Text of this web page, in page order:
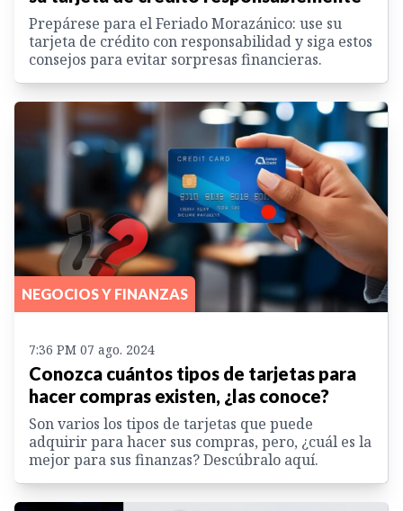
Prepárese para el Feriado Morazánico: use su
tarjeta de crédito con responsabilidad y siga estos
consejos para evitar sorpresas financieras.
NEGOCIOS Y FINANZAS
7:36 PM 07 ago. 2024
Conozca cuántos tipos de tarjetas para
hacer compras existen, ¿las conoce?
Son varios los tipos de tarjetas que puede
adquirir para hacer sus compras, pero, ¿cuál es la
mejor para sus finanzas? Descúbralo aquí.